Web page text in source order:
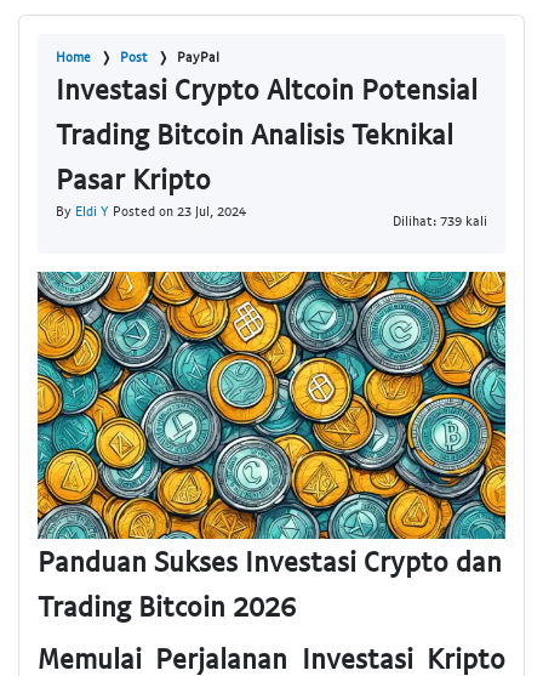
Home Post PayPal
Investasi Crypto Altcoin Potensial
Trading Bitcoin Analisis Teknikal
Pasar Kripto
By Eldi Y Posted on 23 Jul, 2024
Dilihat: 739 kali
Panduan Sukses Investasi Crypto dan
Trading Bitcoin 2026
Memulai Perjalanan Investasi Kripto